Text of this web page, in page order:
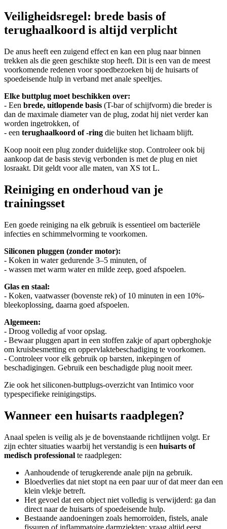
Veiligheidsregel: brede basis of
terughaalkoord is altijd verplicht
De anus heeft een zuigend effect en kan een plug naar binnen
trekken als die geen geschikte stop heeft. Dit is een van de meest
voorkomende redenen voor spoedbezoeken bij de huisarts of
spoedeisende hulp in verband met anale speeltjes.
Elke buttplug moet beschikken over:
- Een brede, uitlopende basis (T-bar of schijfvorm) die breder is
dan de maximale diameter van de plug, zodat hij niet verder kan
worden ingetrokken, of
- een terughaalkoord of -ring die buiten het lichaam blijft.
Koop nooit een plug zonder duidelijke stop. Controleer ook bij
aankoop dat de basis stevig verbonden is met de plug en niet
losraakt. Dit geldt voor alle maten, van XS tot L.
Reiniging en onderhoud van je
trainingsset
Een goede reiniging na elk gebruik is essentieel om bacteriële
infecties en schimmelvorming te voorkomen.
Siliconen pluggen (zonder motor):
- Koken in water gedurende 3–5 minuten, of
- wassen met warm water en milde zeep, goed afspoelen.
Glas en staal:
- Koken, vaatwasser (bovenste rek) of 10 minuten in een 10%-
bleekoplossing, daarna goed afspoelen.
Algemeen:
- Droog volledig af voor opslag.
- Bewaar pluggen apart in een stoffen zakje of apart opberghokje
om kruisbesmetting en oppervlaktebeschadiging te voorkomen.
- Controleer voor elk gebruik op barsten, inkepingen of
beschadigingen. Gebruik een beschadigde plug nooit meer.
Zie ook het siliconen-buttplugs-overzicht van Intimico voor
typespecifieke reinigingstips.
Wanneer een huisarts raadplegen?
Anaal spelen is veilig als je de bovenstaande richtlijnen volgt. Er
zijn echter situaties waarbij het verstandig is een huisarts of
medisch professional te raadplegen:
Aanhoudende of terugkerende anale pijn na gebruik.
Bloedverlies dat niet stopt na een paar uur of dat meer dan een
klein vlekje betreft.
Het gevoel dat een object niet volledig is verwijderd: ga dan
direct naar de huisarts of spoedeisende hulp.
Bestaande aandoeningen zoals hemorroïden, fistels, anale
fissuren of inflammatoire darmziekten: vraag altijd eerst